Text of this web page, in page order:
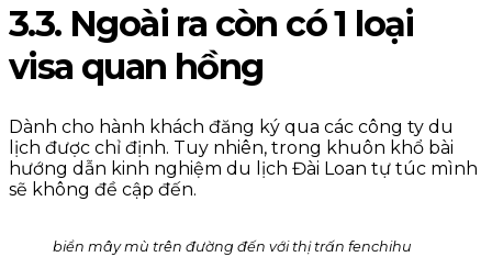
3.3. Ngoài ra còn có 1 loại
visa quan hồng
Dành cho hành khách đăng ký qua các công ty du
lịch được chỉ định. Tuy nhiên, trong khuôn khổ bài
hướng dẫn kinh nghiệm du lịch Đài Loan tự túc mình
sẽ không đề cập đến.
biển mây mù trên đường đến với thị trấn fenchihu